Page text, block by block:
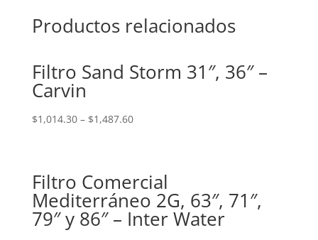
Productos relacionados
Filtro Sand Storm 31″, 36″ –
Carvin
$1,014.30– $1,487.60
Filtro Comercial
Mediterráneo 2G, 63″, 71″,
79″ y 86″ – Inter Water